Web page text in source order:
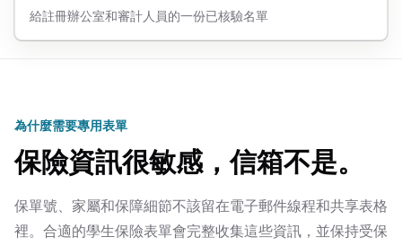
給註冊辦公室和審計人員的一份已核驗名單
為什麼需要專用表單
保險資訊很敏感，信箱不是。
保單號、家屬和保障細節不該留在電子郵件線程和共享表格
裡。合適的學生保險表單會完整收集這些資訊，並保持受保